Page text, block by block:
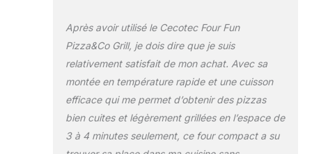
rangement pour
ranger le câble
d'alimentation et
est facile à nettoyer
grâce aux plaques
anti-adhésives
RockStone.
Après avoir utilisé le Cecotec Four Fun
Pizza&Co Grill, je dois dire que je suis
relativement satisfait de mon achat. Avec sa
montée en température rapide et une cuisson
efficace qui me permet d’obtenir des pizzas
bien cuites et légèrement grillées en l’espace de
3 à 4 minutes seulement, ce four compact a su